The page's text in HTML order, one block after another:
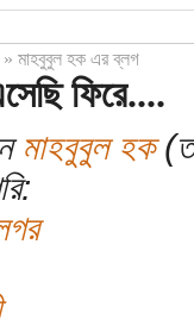
মাহবুবুল হক এর ব্লগ
ফিরে....
মাহবুবুল হক